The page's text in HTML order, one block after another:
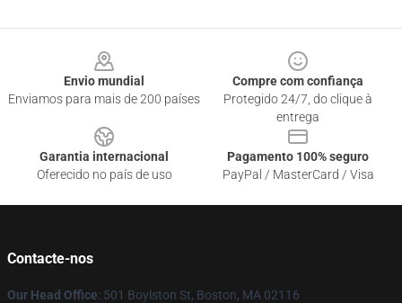
Envio mundial
Enviamos para mais de 200 países
Compre com confiança
Protegido 24/7, do clique à
entrega
Garantia internacional
Oferecido no país de uso
Pagamento 100% seguro
PayPal / MasterCard / Visa
Contacte-nos
Our Head Office: 501 Boylston St, Boston, MA 02116